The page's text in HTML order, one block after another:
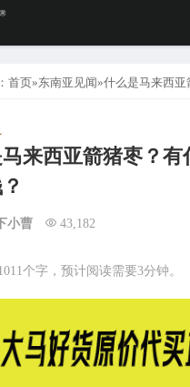
首页»东南亚见闻»什么是马来西亚箭猪
来西亚箭猪枣？有
小曹 43,182
个字，预计阅读需要3分钟。